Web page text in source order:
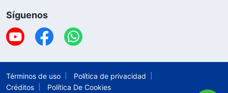
Síguenos
Términos de uso
Política de privacidad
Créditos
Política De Cookies